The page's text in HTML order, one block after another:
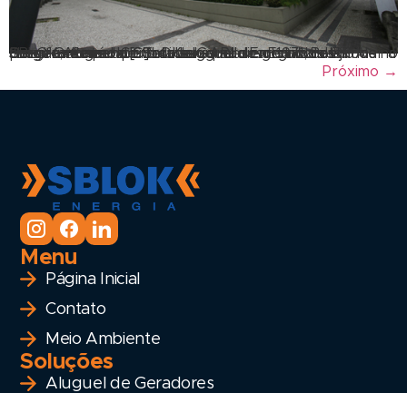
Os geradores da SBLOK aluguel de geradores já chegaram até no Consulado Americano no Brasil! A SBLOK Aluguel de Geradores RJ se orgulha de firmar a parceria com o Consulado Geral dos Estados Unidos no Brasil. O Consulado foi inaugurado em 1971, no Rio de Janeiro, mesmo período em que a Embaixada foi transferida para […]
Próximo →
Menu
Página Inicial
Contato
Meio Ambiente
Soluções
Aluguel de Geradores